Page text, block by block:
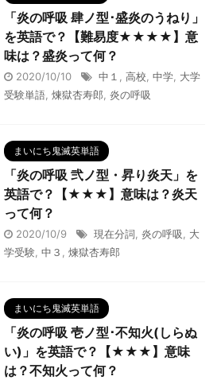
「炎の呼吸 肆ノ型･盛炎のうねり」
を英語で？【難易度★★★★】意
味は？盛炎って何？
2020/10/10 中１ 高校 中学 大学
受験単語 煉獄杏寿郎 炎の呼吸
まいにち鬼滅英単語
「炎の呼吸 弐ノ型・昇り炎天」を
英語で？【★★★】意味は？炎天
って何？
2020/10/9 現在分詞 炎の呼吸
大
学受験 中３ 煉獄杏寿郎
まいにち鬼滅英単語
「炎の呼吸 壱ノ型･不知火(しらぬ
い)」を英語で？【★★★】意味
は？不知火って何？